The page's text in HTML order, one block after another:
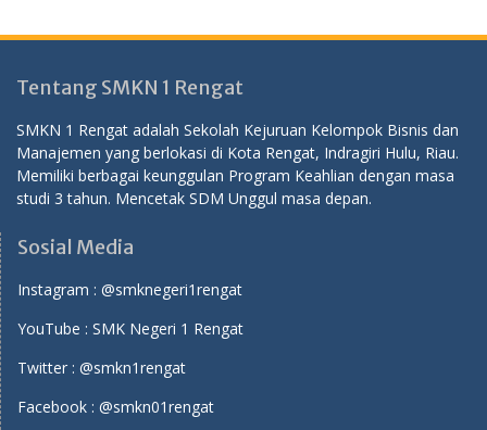
Tentang SMKN 1 Rengat
SMKN 1 Rengat adalah Sekolah Kejuruan Kelompok Bisnis dan
Manajemen yang berlokasi di Kota Rengat, Indragiri Hulu, Riau.
Memiliki berbagai keunggulan Program Keahlian dengan masa
studi 3 tahun. Mencetak SDM Unggul masa depan.
Sosial Media
Instagram : @smknegeri1rengat
YouTube : SMK Negeri 1 Rengat
Twitter : @smkn1rengat
Facebook : @smkn01rengat